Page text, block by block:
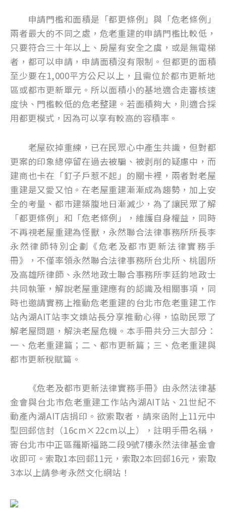
申請門檻和面積是「都更條例」與「危老條例」
兩者最大的不同之處，危老重建的申請門檻比較低，
只要符合三十年以上、房屋有安全之虞，或是無電梯
者，都可以申請，申請面積沒有限制。但都更的面積
至少要在1,000平方公尺以上，且需位於都市更新地
區或都市更新單元。所以面積小的基地適合走審核速
度快、門檻較低的危老整建。若面積夠大，則適合採
用都更模式，因為可以享有較高的容積率。
老屋砍掉重練，已在民眾心中產生共識，但對都
更案的印象總停留在過去被騙、被剥削的疑慮中，而
建商也卡在「釘子戶惹不起」的關卡裡，兩者對老屋
重建是又愛又怕。在老屋重建漸漸成為趨勢，加上安
全的考量、都市建築腹地日漸減少，為了讓民眾了解
「都更條例」和「危老條例」，維護自身權益，同時
不再視老屋重建為怪獸，永然聯合法律事務所所長李
永然律師特別企劃《危老及都市更新法律實務手
冊》，不僅率領永然聯合法律事務所台北所、桃園所
及高雄所律師、永然地政士聯合事務所李廷鈞地政士
共同執筆，解說老屋重建應有的認識及相關事項，同
時也邀請實務上推動危老重建的台北市危老重建工作
站內湖AIT站李文嬌站長分享推動心得，協助民眾了
解老屋問題，解決老屋危機。本手冊共分三大部分：
一、危老重建篇；二、都市更新篇；三、危老重建與
都市更新稅賦篇。
《危老及都市更新法律實務手冊》由永然法律基
金會與台北市危老重建工作站內湖AIT站、21世紀不
動產內湖AIT店捐印。欲索取者，請來函附上11元中
型回郵信封（16cm×22cm以上），註明手冊名稱，
寄台北市中正區羅斯福路二段9號7樓永然法律基金會
收即可。索取1本回郵11元，索取2本回郵16元，索取
3本以上請參考永然文化網站！